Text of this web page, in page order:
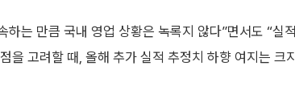
는 만큼 국내 영업 상황은 녹록지 않다”면서도 “실적
을 고려할 때, 올해 추가 실적 추정치 하향 여지는 크지